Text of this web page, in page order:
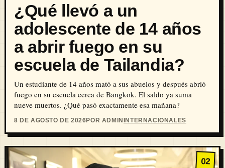
¿Qué llevó a un
adolescente de 14 años
a abrir fuego en su
escuela de Tailandia?
Un estudiante de 14 años mató a sus abuelos y después abrió
fuego en su escuela cerca de Bangkok. El saldo ya suma
nueve muertos. ¿Qué pasó exactamente esa mañana?
8 DE AGOSTO DE 2026POR ADMININTERNACIONALES
02